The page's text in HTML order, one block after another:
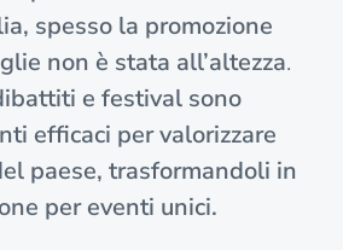
spesso la promozione
non è stata all’altezza.
e festival sono
efficaci per valorizzare
paese, trasformandoli in
per eventi unici.